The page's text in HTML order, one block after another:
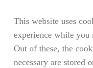
This website uses
experience while you
Out of these, the
necessary are stored